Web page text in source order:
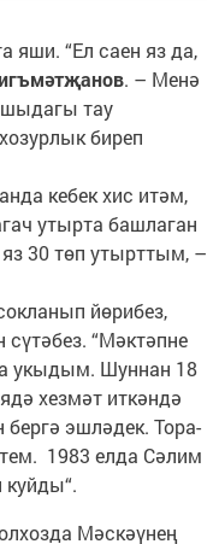
яши. “Ел саен яз да,
. – Менә
тау
биреп
кебек хис итәм,
утырта башлаган
30 төп утырттым, –
йөрибез,
“Мәктәпне
укыдым. Шуннан 18
хезмәт иткәндә
эшләдек. Тора-
1983 елда Сәлим
куйды“.
Мәскәүнең